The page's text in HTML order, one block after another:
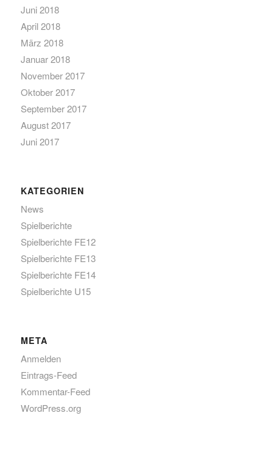
Juni 2018
April 2018
März 2018
Januar 2018
November 2017
Oktober 2017
September 2017
August 2017
Juni 2017
KATEGORIEN
News
Spielberichte
Spielberichte FE12
Spielberichte FE13
Spielberichte FE14
Spielberichte U15
META
Anmelden
Eintrags-Feed
Kommentar-Feed
WordPress.org